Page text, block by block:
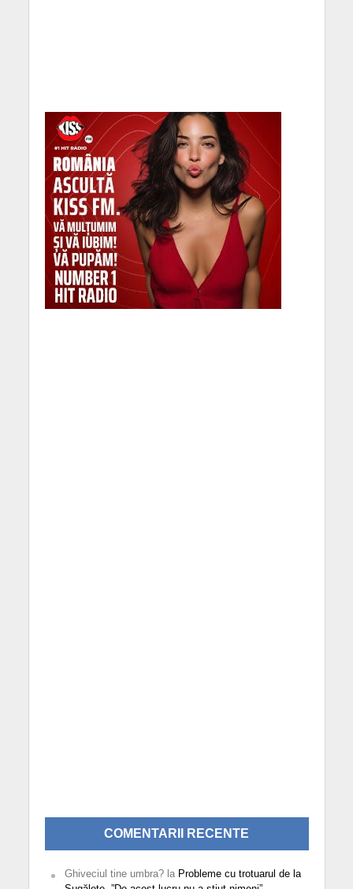
COMENTARII RECENTE
Ghiveciul tine umbra?la Probleme cu trotuarul de la